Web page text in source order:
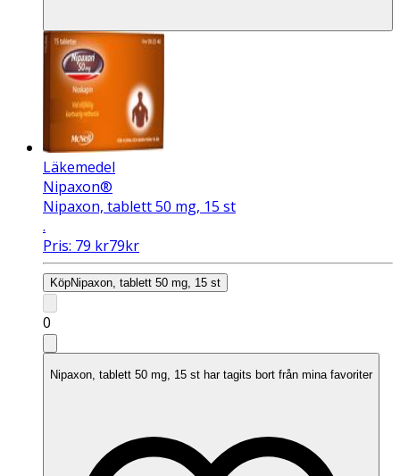
Läkemedel
Nipaxon®
Nipaxon, tablett 50 mg, 15 st
.
Pris: 79 kr79kr
KöpNipaxon, tablett 50 mg, 15 st
0
Nipaxon, tablett 50 mg, 15 st har tagits bort från mina favoriter